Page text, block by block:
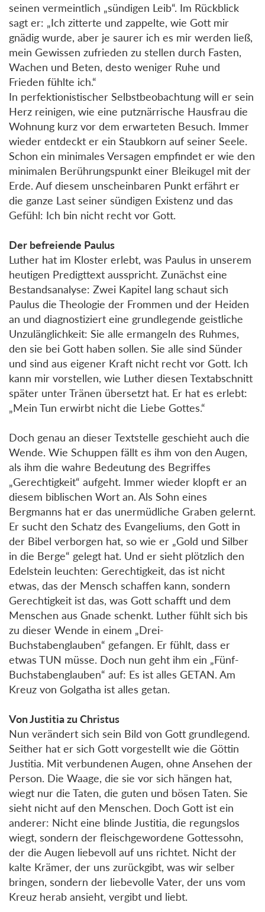
seinen vermeintlich „sündigen Leib“. Im Rückblick
sagt er: „Ich zitterte und zappelte, wie Gott mir
gnädig wurde, aber je saurer ich es mir werden ließ,
mein Gewissen zufrieden zu stellen durch Fasten,
Wachen und Beten, desto weniger Ruhe und
Frieden fühlte ich.“
In perfektionistischer Selbstbeobachtung will er sein
Herz reinigen, wie eine putznärrische Hausfrau die
Wohnung kurz vor dem erwarteten Besuch. Immer
wieder entdeckt er ein Staubkorn auf seiner Seele.
Schon ein minimales Versagen empfindet er wie den
minimalen Berührungspunkt einer Bleikugel mit der
Erde. Auf diesem unscheinbaren Punkt erfährt er
die ganze Last seiner sündigen Existenz und das
Gefühl: Ich bin nicht recht vor Gott.
Der befreiende Paulus
Luther hat im Kloster erlebt, was Paulus in unserem
heutigen Predigttext ausspricht. Zunächst eine
Bestandsanalyse: Zwei Kapitel lang schaut sich
Paulus die Theologie der Frommen und der Heiden
an und diagnostiziert eine grundlegende geistliche
Unzulänglichkeit: Sie alle ermangeln des Ruhmes,
den sie bei Gott haben sollen. Sie alle sind Sünder
und sind aus eigener Kraft nicht recht vor Gott. Ich
kann mir vorstellen, wie Luther diesen Textabschnitt
später unter Tränen übersetzt hat. Er hat es erlebt:
„Mein Tun erwirbt nicht die Liebe Gottes.“
Doch genau an dieser Textstelle geschieht auch die
Wende. Wie Schuppen fällt es ihm von den Augen,
als ihm die wahre Bedeutung des Begriffes
„Gerechtigkeit“ aufgeht. Immer wieder klopft er an
diesem biblischen Wort an. Als Sohn eines
Bergmanns hat er das unermüdliche Graben gelernt.
Er sucht den Schatz des Evangeliums, den Gott in
der Bibel verborgen hat, so wie er „Gold und Silber
in die Berge“ gelegt hat. Und er sieht plötzlich den
Edelstein leuchten: Gerechtigkeit, das ist nicht
etwas, das der Mensch schaffen kann, sondern
Gerechtigkeit ist das, was Gott schafft und dem
Menschen aus Gnade schenkt. Luther fühlt sich bis
zu dieser Wende in einem „Drei-
Buchstabenglauben“ gefangen. Er fühlt, dass er
etwas TUN müsse. Doch nun geht ihm ein „Fünf-
Buchstabenglauben“ auf: Es ist alles GETAN. Am
Kreuz von Golgatha ist alles getan.
Von Justitia zu Christus
Nun verändert sich sein Bild von Gott grundlegend.
Seither hat er sich Gott vorgestellt wie die Göttin
Justitia. Mit verbundenen Augen, ohne Ansehen der
Person. Die Waage, die sie vor sich hängen hat,
wiegt nur die Taten, die guten und bösen Taten. Sie
sieht nicht auf den Menschen. Doch Gott ist ein
anderer: Nicht eine blinde Justitia, die regungslos
wiegt, sondern der fleischgewordene Gottessohn,
der die Augen liebevoll auf uns richtet. Nicht der
kalte Krämer, der uns zurückgibt, was wir selber
bringen, sondern der liebevolle Vater, der uns vom
Kreuz herab ansieht, vergibt und liebt.